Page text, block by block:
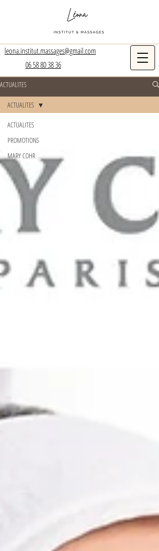
leona.institut.massages@gmail.com
06 58 80 38 36
ACTUALITES
ACTUALITES
PROMOTIONS
MARY COHR
ACTUALITES